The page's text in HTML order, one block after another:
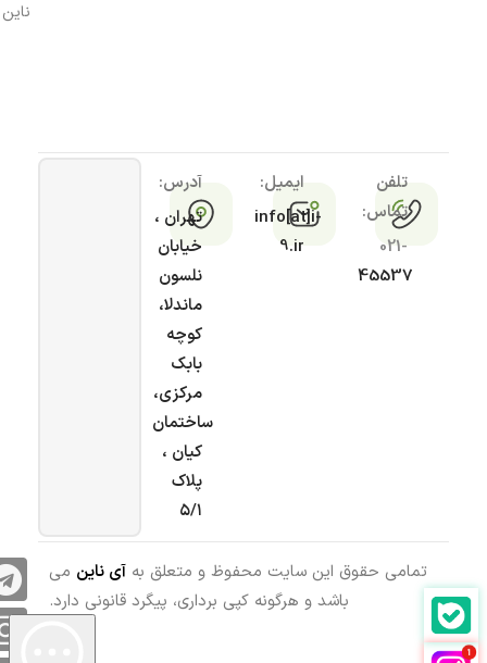
ناین
تلفن
تماس:
021-
45537
ایمیل:
info[at]i-
9.ir
آدرس:
تهران ،
خیابان
نلسون
ماندلا،
کوچه
بابک
مرکزی،
ساختمان
کیان ،
پلاک
۵/۱
تمامی حقوق این سایت محفوظ و متعلق به آی ناین می
باشد و هرگونه کپی برداری، پیگرد قانونی دارد.